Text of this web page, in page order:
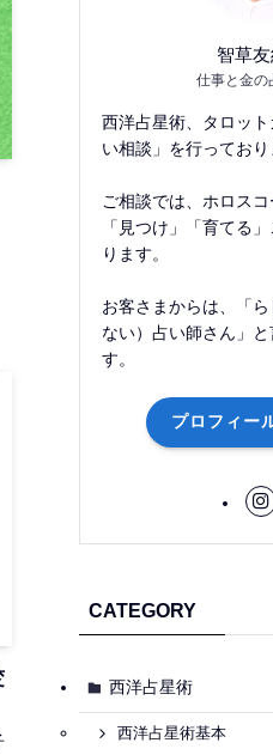
智草
仕事と金の
西洋占星術、タロッ
い相談」を行っており
ご相談では、ホロス
「見つけ」「育てる
ります。
お客さまからは、「
ない）占い師さん」
す。
プロフィー
CATEGORY
西洋占星術
西洋占星術基本